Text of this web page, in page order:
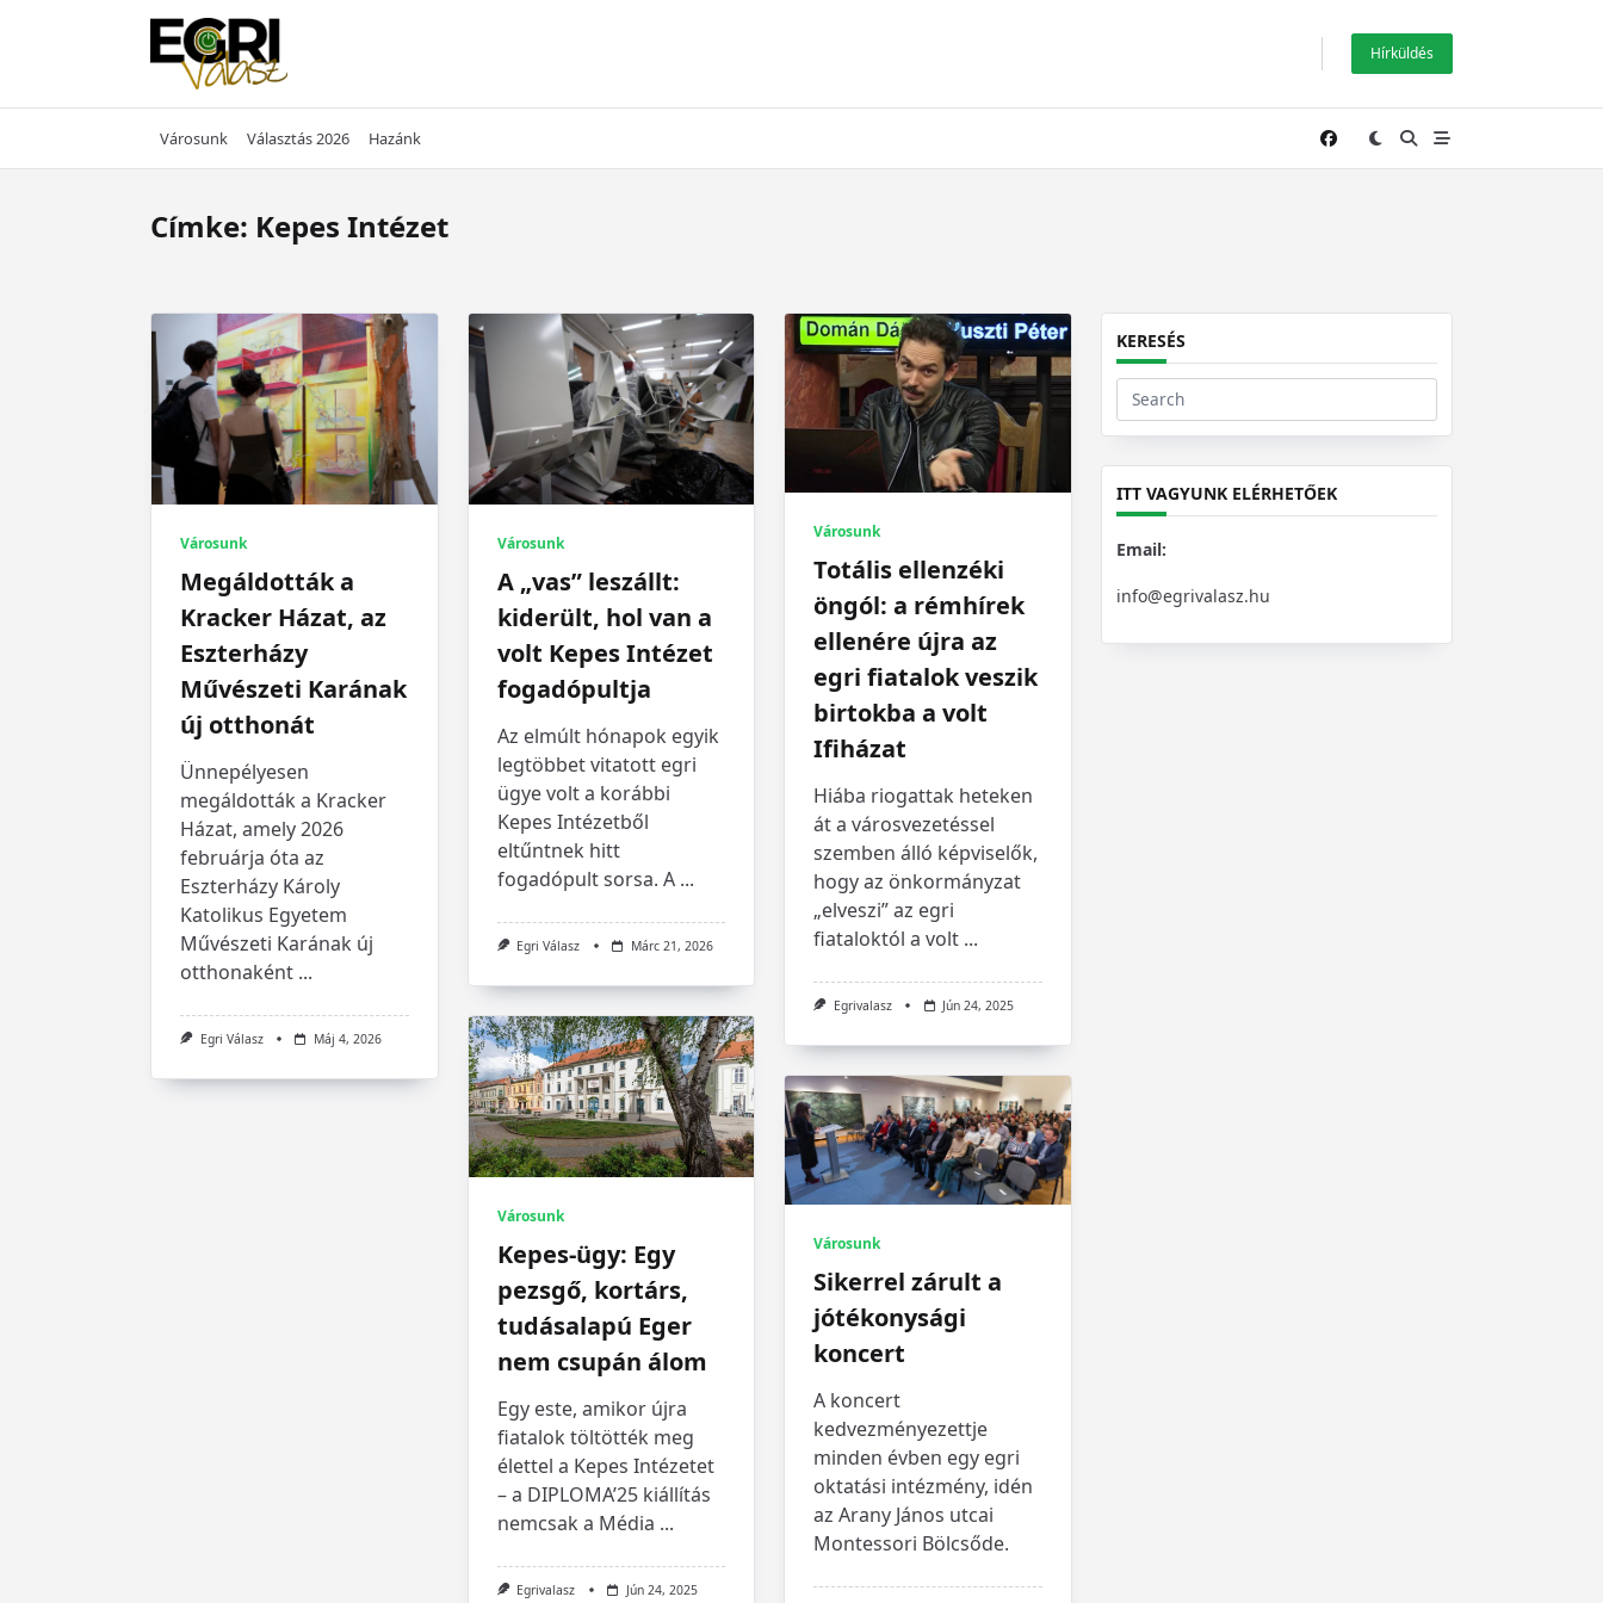
Hírküldés
Városunk Választás 2026 Hazánk
Címke: Kepes Intézet
Városunk
Megáldották a
Kracker Házat, az
Eszterházy
Művészeti Karának
új otthonát
Ünnepélyesen
megáldották a Kracker
Házat, amely 2026
februárja óta az
Eszterházy Károly
Katolikus Egyetem
Művészeti Karának új
otthonaként ...
Egri Válasz Máj 4, 2026
Városunk
A „vas” leszállt:
kiderült, hol van a
volt Kepes Intézet
fogadópultja
Az elmúlt hónapok egyik
legtöbbet vitatott egri
ügye volt a korábbi
Kepes Intézetből
eltűntnek hitt
fogadópult sorsa. A ...
Egri Válasz Márc 21, 2026
Városunk
Totális ellenzéki
öngól: a rémhírek
ellenére újra az
egri fiatalok veszik
birtokba a volt
Ifiházat
Hiába riogattak heteken
át a városvezetéssel
szemben álló képviselők,
hogy az önkormányzat
„elveszi” az egri
fiataloktól a volt ...
Egrivalasz Jún 24, 2025
Városunk
Kepes-ügy: Egy
pezsgő, kortárs,
tudásalapú Eger
nem csupán álom
Egy este, amikor újra
fiatalok töltötték meg
élettel a Kepes Intézetet
– a DIPLOMA’25 kiállítás
nemcsak a Média ...
Egrivalasz Jún 24, 2025
Városunk
Sikerrel zárult a
jótékonysági
koncert
A koncert
kedvezményezettje
minden évben egy egri
oktatási intézmény, idén
az Arany János utcai
Montessori Bölcsőde.
KERESÉS
Search
for:
ITT VAGYUNK ELÉRHETŐEK
Email:
info@egrivalasz.hu